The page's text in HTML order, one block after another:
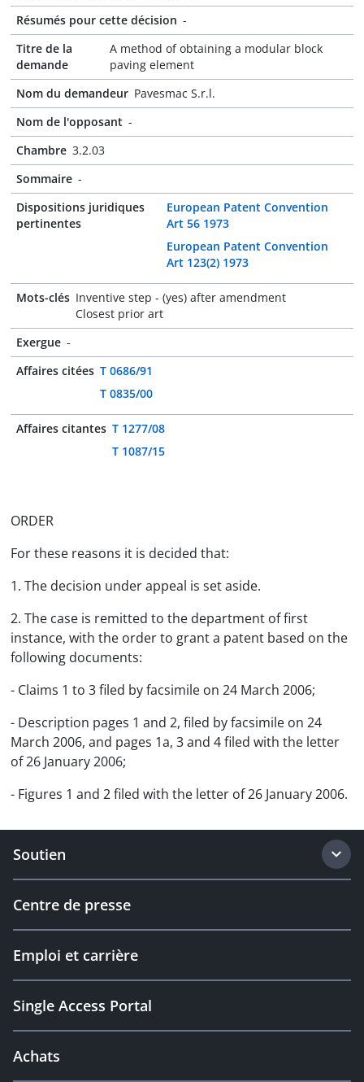
Résumés pour cette décision -
Titre de la
demande
A method of obtaining a modular block
paving element
Nom du demandeur Pavesmac S.r.l.
Nom de l'opposant -
Chambre 3.2.03
Sommaire -
Dispositions juridiques
pertinentes
European Patent Convention
Art 56 1973
European Patent Convention
Art 123(2) 1973
Mots-clés Inventive step - (yes) after amendment
Closest prior art
Exergue -
Affaires citées T 0686/91
T 0835/00
Affaires citantes T 1277/08
T 1087/15
ORDER
For these reasons it is decided that:
1. The decision under appeal is set aside.
2. The case is remitted to the department of first
instance, with the order to grant a patent based on the
following documents:
- Claims 1 to 3 filed by facsimile on 24 March 2006;
- Description pages 1 and 2, filed by facsimile on 24
March 2006, and pages 1a, 3 and 4 filed with the letter
of 26 January 2006;
- Figures 1 and 2 filed with the letter of 26 January 2006.
Soutien
Centre de presse
Emploi et carrière
Single Access Portal
Achats